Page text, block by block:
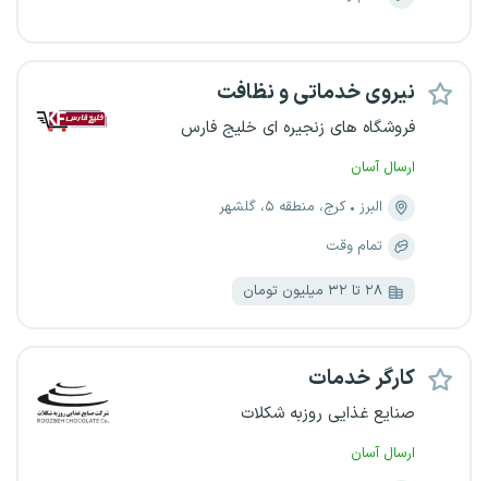
نیروی خدماتی و نظافت
فروشگاه های زنجیره ای خلیج فارس
ارسال آسان
البرز
کرج، منطقه ۵، گلشهر
تمام وقت
۲۸ تا ۳۲ میلیون تومان
کارگر خدمات
صنایع غذایی روزبه شکلات
ارسال آسان